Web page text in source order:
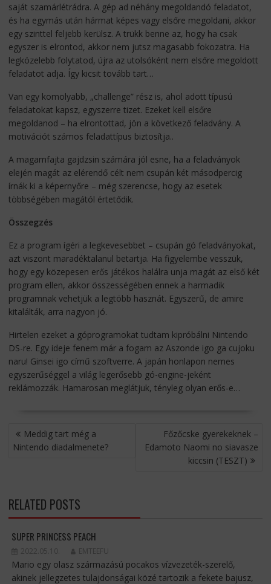
saját szamárlétrádra. A gép ad néhány megoldandó feladatot,
és ha egymás után hármat képes vagy elsőre megoldani, akkor
egy szinttel feljebb kerülsz. A trükk benne az, hogy ha csak
egyszer is elrontod, akkor nem jutsz magasabb fokozatra. Ha
legközelebb folytatod, újra az utolsóként nem elsőre megoldott
feladatot adja. Így kicsit tovább tart…
Van egy komolyabb, „challenge” rész is, ahol adott típusú
feladatokat kapsz, egyszerre tizet. Ezeket kell elsőre
megoldanod – ha elrontottad, jön a következő feladvány. A
motivációt számos feladattípus biztosítja..
A magamfajta gajdzsin számára jól esne, ha a feladványok
elején magát az elérendő célt nem csupán két másodpercig
írnák ki a képernyőre – még szerencse, hogy az esetek
többségében magától értetődik.
Összegzés
Ez a program ígéri a legkevesebbet – csupán gó feladványokat,
azt viszont maradéktalanul betartja. Ha figyelembe vesszük,
hogy egy közepesen erős játékos halálra unja magát az első két
program ellen, akkor összességében ennek a harmadik
programnak vehetjük a legtöbb hasznát. Egyszerű, de amire
kitalálták, arra nagyon jó.
Hirtelen ezeket a góprogramokat tudtam kipróbálni Nintendo
DS-re. Egy ideje fenem már a fogam az Aszonde igo ga cujoku
naru! Ginsei igo című szoftverre. A japán honlapon nemes
egyszerűséggel a világ legerősebb gó-engine-jeként
reklámozzák. Hamarosan meglátjuk, tényleg olyan erős-e…
BEJEGYZÉS
NAVIGÁCIÓ
Meddig tart még a
Nintendo diadalmenete?
Főzőcske gyerekeknek –
Edamoto Naomi no siavasze
kiccsin (TESZT)
RELATED POSTS
SUPER PRINCESS PEACH
2022.05.10. EMTEEFU
Mario egy olasz származású pocakos vízvezeték-szerelő,
akinek jellegzetes tulajdonságai közé tartozik a fekete bajusz,